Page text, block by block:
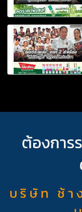
ต้องการ
บ ริ ษั ท ช้ า